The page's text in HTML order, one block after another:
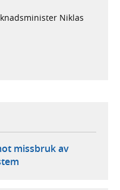
Niklas
missbruk av